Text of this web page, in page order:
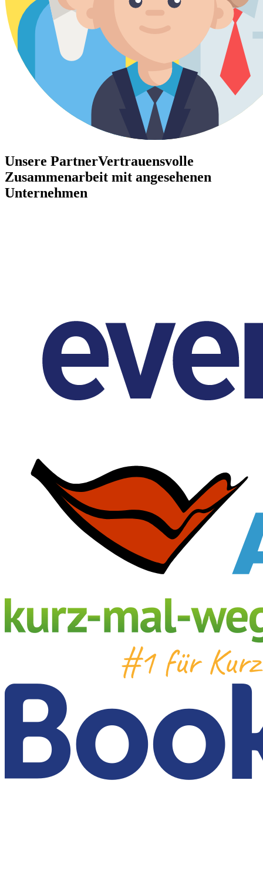
Unsere PartnerVertrauensvolle
Zusammenarbeit mit angesehenen
Unternehmen